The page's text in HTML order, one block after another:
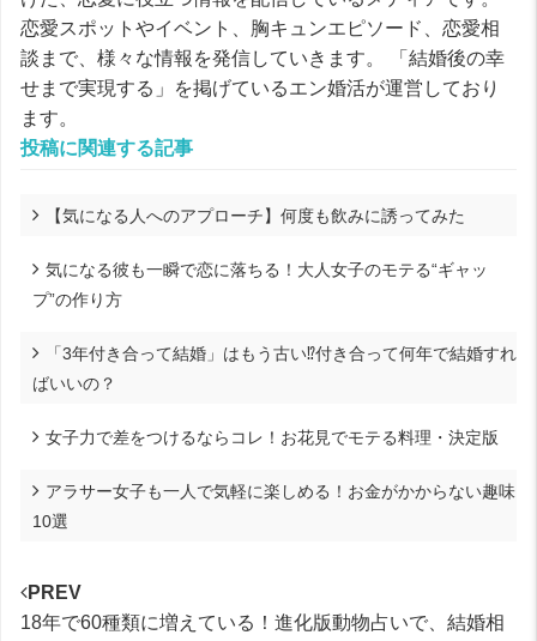
恋愛スポットやイベント、胸キュンエピソード、恋愛相
談まで、様々な情報を発信していきます。 「結婚後の幸
せまで実現する」を掲げているエン婚活が運営しており
ます。
投稿に関連する記事
【気になる人へのアプローチ】何度も飲みに誘ってみた
気になる彼も一瞬で恋に落ちる！大人女子のモテる“ギャッ
プ”の作り方
「3年付き合って結婚」はもう古い⁉付き合って何年で結婚すれ
ばいいの？
女子力で差をつけるならコレ！お花見でモテる料理・決定版
アラサー女子も一人で気軽に楽しめる！お金がかからない趣味
10選
PREV
18年で60種類に増えている！進化版動物占いで、結婚相